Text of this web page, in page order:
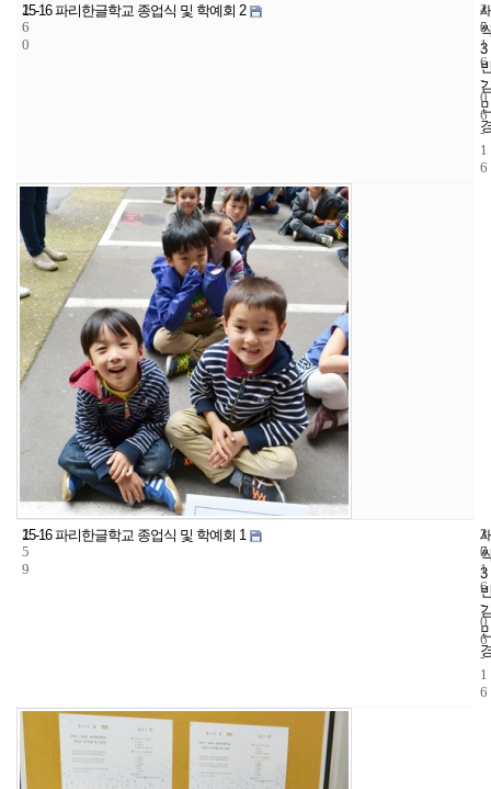
2
6
0
15-16 파리한글학교 종업식 및 학예회 2
3
4
5
2
0
1
6
-
0
6
-
1
6
2
5
9
15-16 파리한글학교 종업식 및 학예회 1
3
3
7
2
0
1
6
-
0
6
-
1
6